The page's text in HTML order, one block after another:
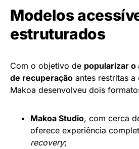
Modelos
estruturados
Com o objetivo de popularizar o
de recuperação antes restritas
Makoa desenvolveu dois
Makoa Studio, com cerca
oferece experiência
recovery;